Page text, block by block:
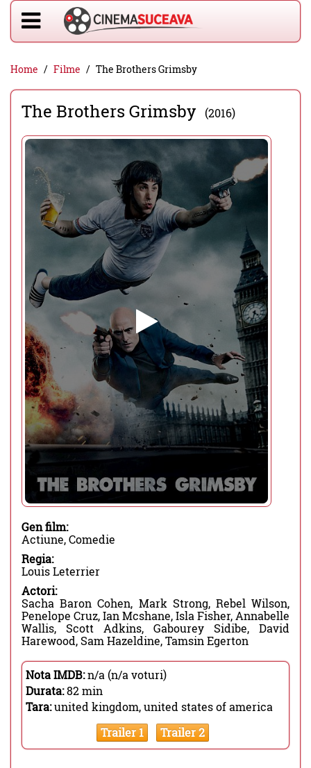
Home Filme The Brothers Grimsby
The Brothers Grimsby (2016)
Gen film:
Actiune, Comedie
Regia:
Louis Leterrier
Actori:
Sacha Baron Cohen, Mark Strong, Rebel Wilson,
Penelope Cruz, Ian Mcshane, Isla Fisher, Annabelle
Wallis, Scott Adkins, Gabourey Sidibe, David
Harewood, Sam Hazeldine, Tamsin Egerton
Nota IMDB:n/a (n/a voturi)
Durata:82 min
Tara:united kingdom, united states of america
Trailer 1
Trailer 2